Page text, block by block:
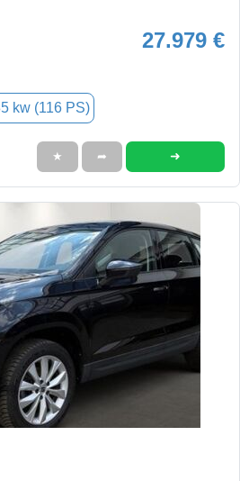
27.979 €
kw (116 PS)
★ ➦ ➜